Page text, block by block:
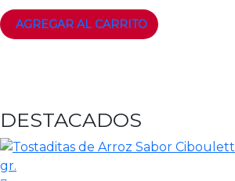
DESTACADOS